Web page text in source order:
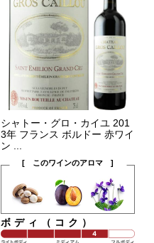
シャトー・グロ・カイユ 201
3年 フランス ボルドー 赤ワイ
ン ...
[ このワインのアロマ ]
ボディ（コク）